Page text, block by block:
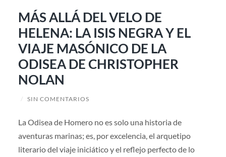
MÁS ALLÁ DEL VELO DE
HELENA: LA ISIS NEGRA Y EL
VIAJE MASÓNICO DE LA
ODISEA DE CHRISTOPHER
NOLAN
/ SIN COMENTARIOS
La Odisea de Homero no es solo una historia de
aventuras marinas; es, por excelencia, el arquetipo
literario del viaje iniciático y el reflejo perfecto de lo